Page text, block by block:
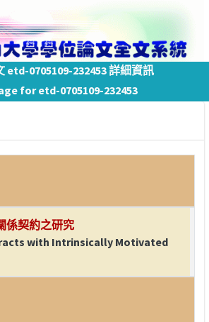
etd-0705109-232453 詳細資訊
for etd-0705109-232453
係契約之研究
with Intrinsically Motivated